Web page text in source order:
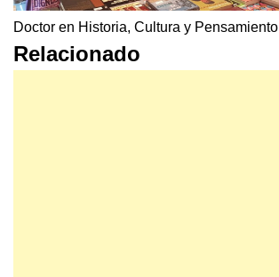
Doctor en Historia, Cultura y Pensamiento
Relacionado